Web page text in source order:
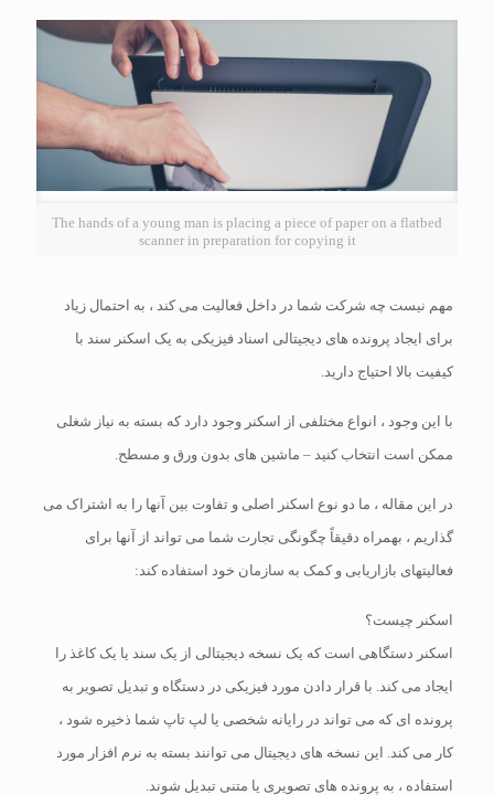
The hands of a young man is placing a piece of paper on a flatbed
scanner in preparation for copying it
مهم نیست چه شرکت شما در داخل فعالیت می کند ، به احتمال زیاد
برای ایجاد پرونده های دیجیتالی اسناد فیزیکی به یک اسکنر سند با
کیفیت بالا احتیاج دارید.
با این وجود ، انواع مختلفی از اسکنر وجود دارد که بسته به نیاز شغلی
ممکن است انتخاب کنید – ماشین های بدون ورق و مسطح.
در این مقاله ، ما دو نوع اسکنر اصلی و تفاوت بین آنها را به اشتراک می
گذاریم ، بهمراه دقیقاً چگونگی تجارت شما می تواند از آنها برای
فعالیتهای بازاریابی و کمک به سازمان خود استفاده کند:
اسکنر چیست؟
اسکنر دستگاهی است که یک نسخه دیجیتالی از یک سند یا یک کاغذ را
ایجاد می کند. با قرار دادن مورد فیزیکی در دستگاه و تبدیل تصویر به
پرونده ای که می تواند در رایانه شخصی یا لپ تاپ شما ذخیره شود ،
کار می کند. این نسخه های دیجیتال می توانند بسته به نرم افزار مورد
استفاده ، به پرونده های تصویری یا متنی تبدیل شوند.